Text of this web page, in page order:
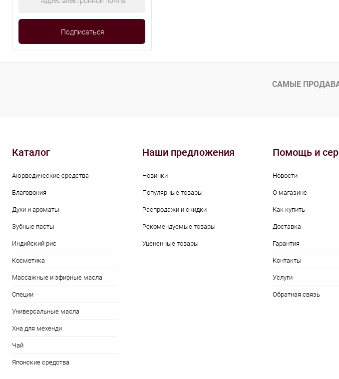
САМЫЕ
Каталог
Аюрведические средства
Благовония
Духи и ароматы
Зубные пасты
Индийский рис
Косметика
Массажные и эфирные масла
Специи
Универсальные масла
Хна для мехенди
Чай
Японские средства
Наши предложения
Новинки
Популярные товары
Распродажи и скидки
Рекомендуемые товары
Уцененные товары
Помощь и
Новости
О магазине
Как купить
Доставка
Гарантия
Контакты
Услуги
Обратная связь